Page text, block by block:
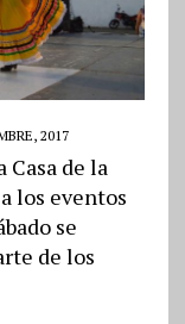
2017
Casa de la
los eventos
se
de los